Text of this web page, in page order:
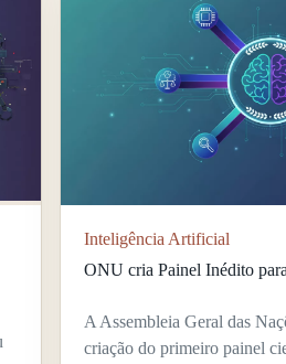
Inteligência Artificial
ONU cria Painel Inédito
A Assembleia Geral das
criação do primeiro painel